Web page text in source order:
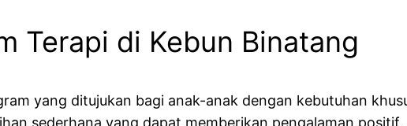
Terapi di Kebun Binatang
yang ditujukan bagi anak-anak dengan kebutuhan
sederhana yang dapat memberikan pengalaman